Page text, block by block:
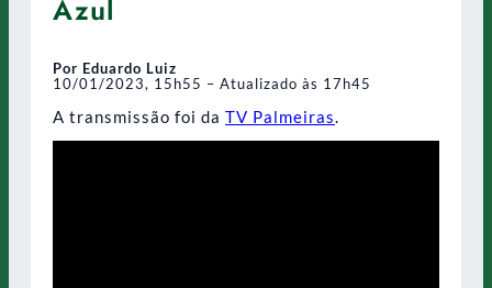
Azul
Por Eduardo Luiz
10/01/2023, 15h55 – Atualizado às 17h45
A transmissão foi da TV Palmeiras